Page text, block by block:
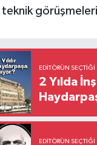
teknik
EDITÖRÜN SEÇTIĞI
2 Yılda
EDITÖRÜN SEÇTIĞI